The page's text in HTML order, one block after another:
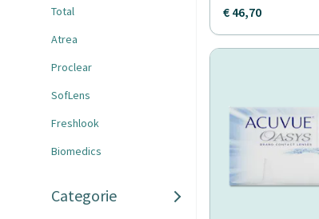
Total
Atrea
Proclear
SofLens
Freshlook
Biomedics
Categorie
€ 46,70